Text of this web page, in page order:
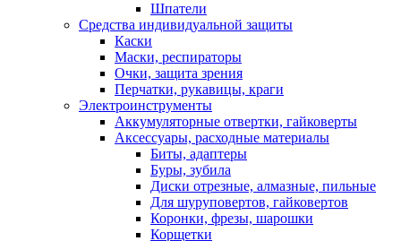
Шпатели
Средства индивидуальной защиты
Каски
Маски, респираторы
Очки, защита зрения
Перчатки, рукавицы, краги
Электроинструменты
Аккумуляторные отвертки, гайковерты
Аксессуары, расходные материалы
Биты, адаптеры
Буры, зубила
Диски отрезные, алмазные, пильные
Для шуруповертов, гайковертов
Коронки, фрезы, шарошки
Корщетки